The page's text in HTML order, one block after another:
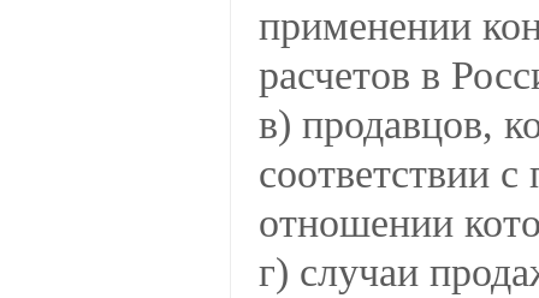
применении
расчетов в
в) продавцов,
соответствии
отношении
г) случаи